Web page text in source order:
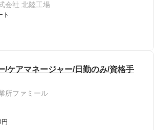
会社 北陸工場
ト
/ケアマネージャー/日勤のみ/資格手
所ファミール